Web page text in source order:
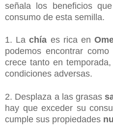
señala los beneficios
consumo de esta semilla.
1. Lachía es rica en
podemos encontrar
crece tanto en
condiciones adversas.
2. Desplaza a las grasas
hay que exceder su
cumple sus propiedades